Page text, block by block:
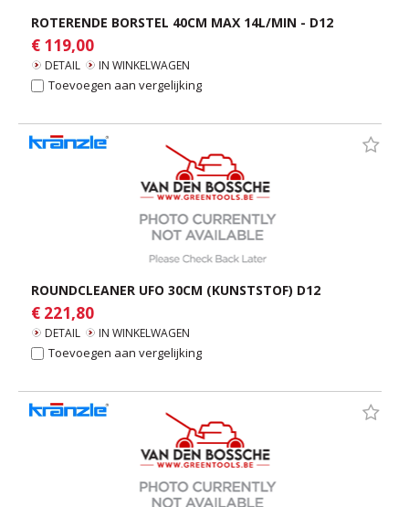
ROTERENDE BORSTEL 40CM MAX 14L/MIN - D12
€ 119,00
DETAIL IN WINKELWAGEN
Toevoegen aan vergelijking
ROUNDCLEANER UFO 30CM (KUNSTSTOF) D12
€ 221,80
DETAIL IN WINKELWAGEN
Toevoegen aan vergelijking